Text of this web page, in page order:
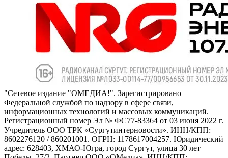
"Сетевое издание "ОМЕДИА!". Зарегистрировано
Федеральной службой по надзору в сфере связи,
информационных технологий и массовых коммуникаций.
Регистрационный номер Эл № ФС77-83364 от 03 июня 2022 г.
Учредитель ООО ТРК «Сургутинтерновости». ИНН/КПП:
8602276120 / 860201001. ОГРН: 1178617004257. Юридический
адрес: 628403, ХМАО-Югра, город Сургут, улица 30 лет